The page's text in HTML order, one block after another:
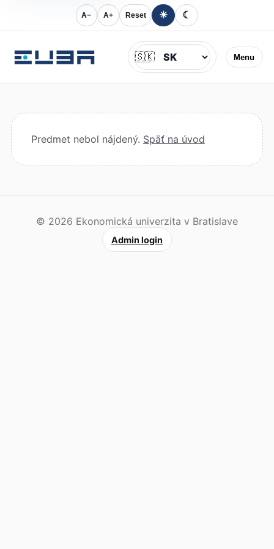
A− A+ Reset ☀ ☾
Menu
Jazyk
🇸🇰
Predmet nebol nájdený. Späť na úvod
© 2026 Ekonomická univerzita v Bratislave
Admin login